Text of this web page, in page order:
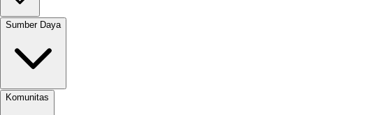
Sumber Daya
Komunitas